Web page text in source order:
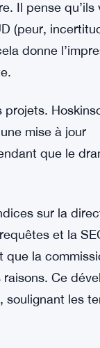
Ils l’ont
essaie de
Cardano par
c’est Twitter
il a déclaré
Il pense qu’ils
(peur,
mise à jour
que le